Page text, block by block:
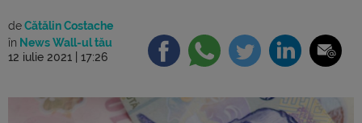
deCătălin Costache
în News Wall-ul tău
12 iulie 2021 | 17:26